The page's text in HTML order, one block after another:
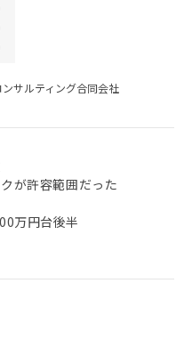
サルティング合同会社
が許容範囲だった
万円台後半